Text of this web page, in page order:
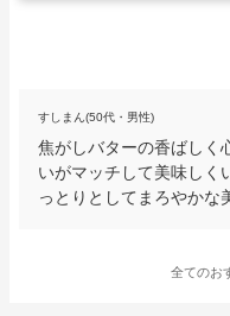
すしまん(50代・男性)
焦がしバターの香ばしく
いがマッチして美味しく
っとりとしてまろやかな
全てのお